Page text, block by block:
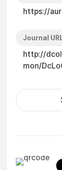
https://
Journal
http://
mon/